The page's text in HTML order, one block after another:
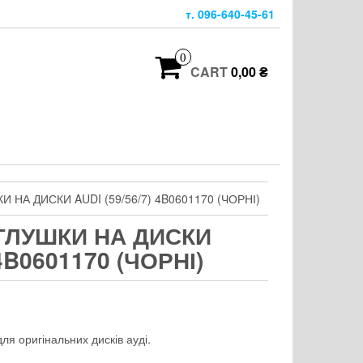
т. 096-640-45-61
0
CART0,00 ₴
НА ДИСКИ AUDI (59/56/7) 4B0601170 (ЧОРНІ)
НА ДИСКИ
(ЧОРНІ)
оригінальних дисків ауді.